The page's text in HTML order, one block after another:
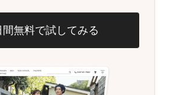
間無料で試してみる